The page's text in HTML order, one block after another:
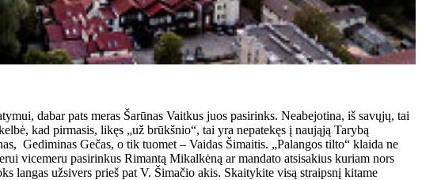
dabar pats meras Šarūnas Vaitkus juos pasirinks. Neabejotina, iš savųjų, tai
kad pirmasis, likęs „už brūkšnio“, tai yra nepatekęs į naująją Tarybą
Gediminas Gečas, o tik tuomet – Vaidas Šimaitis. „Palangos tilto“ klaida ne
vicemeru pasirinkus Rimantą Mikalkėną ar mandato atsisakius kuriam nors
langas užsivers prieš pat V. Šimačio akis. Skaitykite visą straipsnį kitame